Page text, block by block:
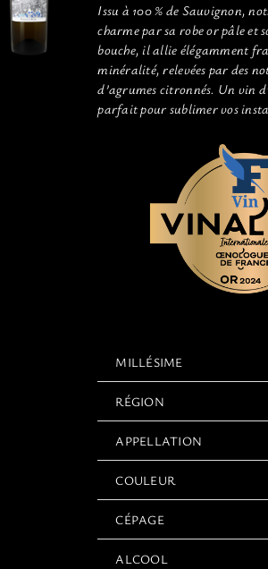
Issu à 100 % de Sauvignon,
charme par sa robe or pâle et
bouche, il allie élégamment
minéralité, relevées par des
d’agrumes citronnés. Un vin
parfait pour sublimer vos
MILLÉSIME
RÉGION
APPELLATION
COULEUR
CÉPAGE
ALCOOL